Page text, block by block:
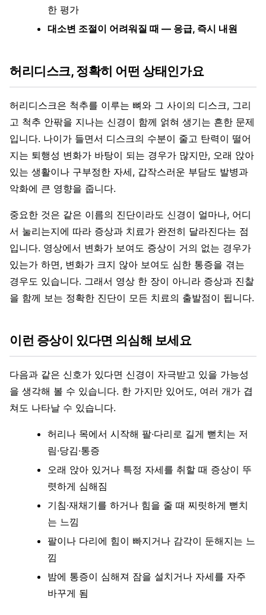
한 평가
대소변 조절이 어려워질 때 — 응급, 즉시 내원
허리디스크, 정확히 어떤 상태인가요
허리디스크은 척추를 이루는 뼈와 그 사이의 디스크, 그리
고 척추 안팎을 지나는 신경이 함께 얽혀 생기는 흔한 문제
입니다. 나이가 들면서 디스크의 수분이 줄고 탄력이 떨어
지는 퇴행성 변화가 바탕이 되는 경우가 많지만, 오래 앉아
있는 생활이나 구부정한 자세, 갑작스러운 부담도 발병과
악화에 큰 영향을 줍니다.
중요한 것은 같은 이름의 진단이라도 신경이 얼마나, 어디
서 눌리는지에 따라 증상과 치료가 완전히 달라진다는 점
입니다. 영상에서 변화가 보여도 증상이 거의 없는 경우가
있는가 하면, 변화가 크지 않아 보여도 심한 통증을 겪는
경우도 있습니다. 그래서 영상 한 장이 아니라 증상과 진찰
을 함께 보는 정확한 진단이 모든 치료의 출발점이 됩니다.
이런 증상이 있다면 의심해 보세요
다음과 같은 신호가 있다면 신경이 자극받고 있을 가능성
을 생각해 볼 수 있습니다. 한 가지만 있어도, 여러 개가 겹
쳐도 나타날 수 있습니다.
허리나 목에서 시작해 팔·다리로 길게 뻗치는 저
림·당김·통증
오래 앉아 있거나 특정 자세를 취할 때 증상이 뚜
렷하게 심해짐
기침·재채기를 하거나 힘을 줄 때 찌릿하게 뻗치
는 느낌
팔이나 다리에 힘이 빠지거나 감각이 둔해지는 느
낌
밤에 통증이 심해져 잠을 설치거나 자세를 자주
바꾸게 됨